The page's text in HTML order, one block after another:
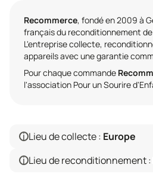
Recommerce, fondé en 2009 à
français du reconditionnement
L'entreprise collecte,
appareils avec une garantie
Pour chaque commande
l'association Pour un Sourire
i Lieu de collecte : Europe
i Lieu de reconditionnement :